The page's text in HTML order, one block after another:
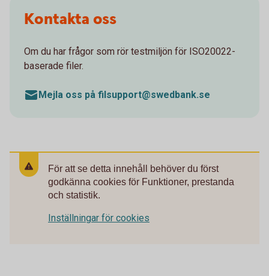
Kontakta oss
Om du har frågor som rör testmiljön för ISO20022-
baserade filer.
Mejla oss på filsupport@swedbank.se
För att se detta innehåll behöver du först
godkänna cookies för Funktioner, prestanda
och statistik.
Inställningar för cookies